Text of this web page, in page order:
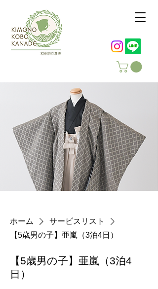
ホーム
サービスリスト
【5歳男の子】亜嵐（3泊4日）
【5歳男の子】亜嵐（3泊4
日）